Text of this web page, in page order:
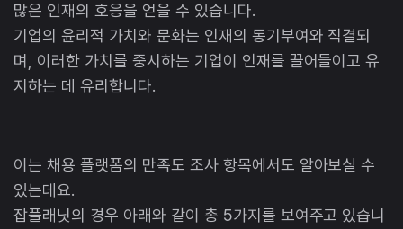
많은 인재의 호응을 얻을 수 있습니다.
기업의 윤리적 가치와 문화는 인재의 동기부여와 직결되
며, 이러한 가치를 중시하는 기업이 인재를 끌어들이고 유
지하는 데 유리합니다.
이는 채용 플랫폼의 만족도 조사 항목에서도 알아보실 수
있는데요.
잡플래닛의 경우 아래와 같이 총 5가지를 보여주고 있습니